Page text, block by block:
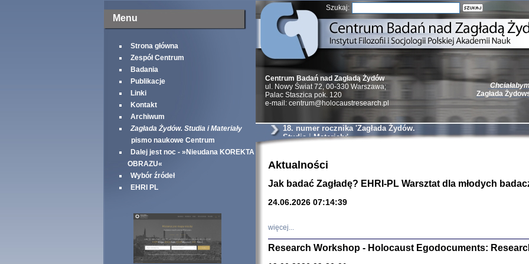
Menu
Strona główna
Zespół Centrum
Badania
Publikacje
Linki
Kontakt
Archiwum
Zagłada Żydów. Studia i Materiały
pismo naukowe Centrum
Dalej jest noc - »Nieudana KOREKTA
OBRAZU«
Wybór źródeł
EHRI PL
Szukaj:
Zagłada
Natalia Aleksiun,
Deborah Dash
Turski, Laurence
Centrum Badań nad Zagładą Żydów
ul. Nowy Świat 72, 00-330 Warszawa;
Palac Staszica pok. 120
e-mail: centrum@holocaustresearch.pl
18. numer rocznika 'Zagłada Żydów.
Studia i Materiały'
Aktualności
Jak badać Zagładę? EHRI-PL Warsztat dla młodych
24.06.2026 07:14:39
więcej...
Research Workshop - Holocaust Egodocuments: